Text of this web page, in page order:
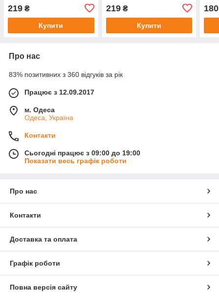
219 ₴
Купити
219₴
Купити
180
Про нас
83% позитивних з 360 відгуків за рік
Працює з 12.09.2017
м. Одеса
Одеса, Україна
Контакти
Сьогодні працює з 09:00 до 19:00
Показати весь графік роботи
Про нас
Контакти
Доставка та оплата
Графік роботи
Повна версія сайту